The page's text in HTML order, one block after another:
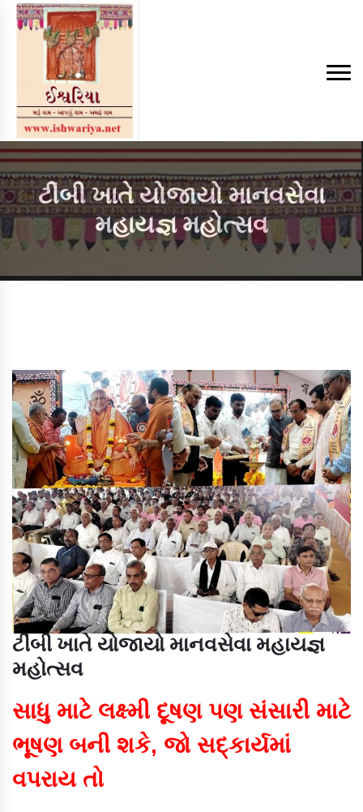
ટીંબી ખાતે યોજાયો માનવસેવા
મહાયજ્ઞ મહોત્સવ
ટીંબી ખાતે યોજાયો માનવસેવા મહાયજ્ઞ
મહોત્સવ
સાધુ માટે લક્ષ્મી દૂષણ પણ સંસારી માટે
ભૂષણ બની શકે, જો સદ્કાર્યમાં
વપરાય તો